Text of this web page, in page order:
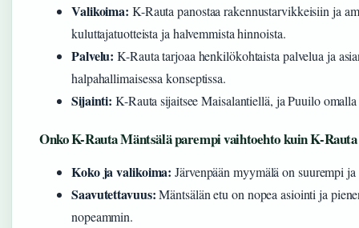
Valikoima: K-Rauta panostaa rakennustarvikkeisiin ja
kuluttajatuotteista ja halvemmista hinnoista.
Palvelu: K-Rauta tarjoaa henkilökohtaista palvelua ja
halpahallimaisessa konseptissa.
Sijainti: K-Rauta sijaitsee Maisalantiellä, ja Puuilo
Onko K-Rauta Mäntsälä parempi vaihtoehto kuin K-Rauta
Koko ja valikoima: Järvenpään myymälä on suurempi
Saavutettavuus:Mäntsälän etu on nopea asiointi ja
nopeammin.